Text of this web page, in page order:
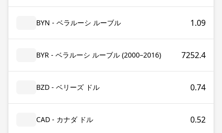
BYN - ベラルーシ ルーブル 1.09
BYR - ベラルーシ ルーブル (2000–2016) 7252.4
BZD - ベリーズ ドル 0.74
CAD - カナダ ドル 0.52